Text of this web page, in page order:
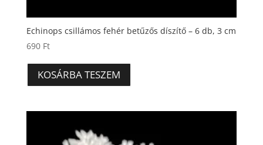
Echinops csillámos fehér betűzős díszítő – 6 db, 3 cm
690 Ft
KOSÁRBA TESZEM